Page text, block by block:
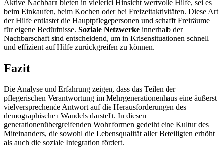
Aktive Nachbarn bieten in vielerlei Hinsicht wertvolle Hilfe, sei es
beim Einkaufen, beim Kochen oder bei Freizeitaktivitäten. Diese Art
der Hilfe entlastet die Hauptpflegepersonen und schafft Freiräume
für eigene Bedürfnisse. Soziale Netzwerke innerhalb der
Nachbarschaft sind entscheidend, um in Krisensituationen schnell
und effizient auf Hilfe zurückgreifen zu können.
Fazit
Die Analyse und Erfahrung zeigen, dass das Teilen der
pflegerischen Verantwortung im Mehrgenerationenhaus eine äußerst
vielversprechende Antwort auf die Herausforderungen des
demographischen Wandels darstellt. In diesen
generationenübergreifenden Wohnformen gedeiht eine Kultur des
Miteinanders, die sowohl die Lebensqualität aller Beteiligten erhöht
als auch die soziale Integration fördert.